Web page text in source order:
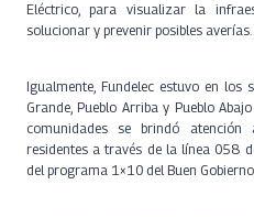
Eléctrico, para visualizar la
solucionar y prevenir posibles averías.
Igualmente, Fundelec estuvo en los
Grande, Pueblo Arriba y Pueblo
comunidades se brindó
residentes a través de la línea 058
del programa 1×10 del Buen